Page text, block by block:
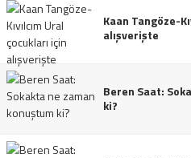
Kaan Tangöze-
alışverişte
Beren Saat:
ki?